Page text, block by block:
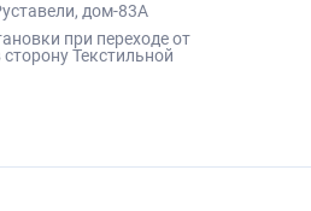
дом-83А
при переходе от
Текстильной